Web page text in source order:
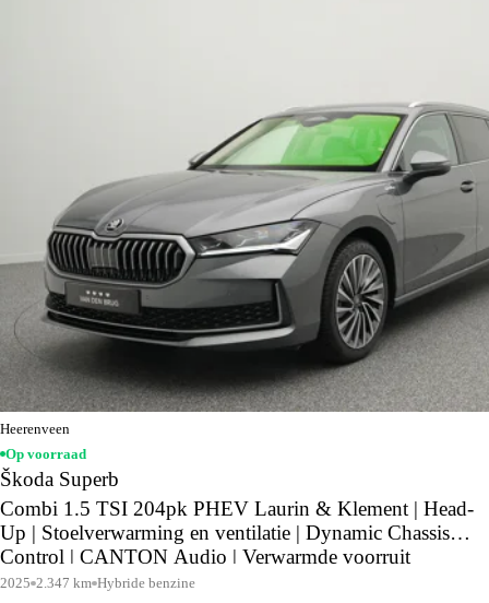
Heerenveen
Op voorraad
Škoda Superb
Combi 1.5 TSI 204pk PHEV Laurin & Klement | Head-
Up | Stoelverwarming en ventilatie | Dynamic Chassis
Control | CANTON Audio | Verwarmde voorruit
2025 2.347 km Hybride benzine